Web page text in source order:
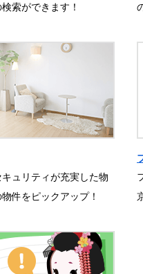
索ができます！
ュリティが充実した物
件をピックアップ！